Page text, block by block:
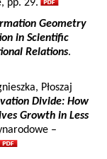
pp. 29.
Geometry
in Scientific
Relations.
Płoszaj
Divide: How
Growth in Less
–